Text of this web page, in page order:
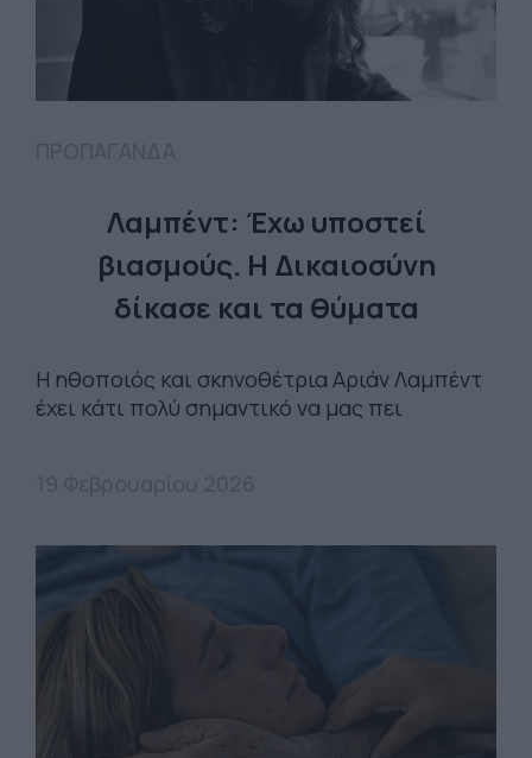
Λαμπέντ: Έχω υποστεί
βιασμούς. Η Δικαιοσύνη
δίκασε και τα θύματα
Η ηθοποιός και σκηνοθέτρια Αριάν Λαμπέντ
έχει κάτι πολύ σημαντικό να μας πει